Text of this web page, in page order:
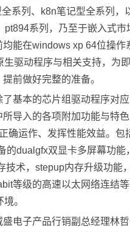
全系列、k8n笔记型全系列，
pt894系列，乃至于嵌入式市
均能在windows xp 64位操作
生驱动程序与相关支持，为
前做好完整的准备。
本的芯片组驱动程序对应
所导入的各项附加功能与特
确运作、发挥性能效益。包
的dualgfx双显卡多屏幕功能
技术，stepup内存升级功能
等级的高速以太网络连结
。
子产品行销副总经理林哲